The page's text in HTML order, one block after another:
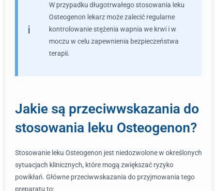
W przypadku długotrwałego stosowania leku
Osteogenon lekarz może zalecić regularne
kontrolowanie stężenia wapnia we krwi i w
moczu w celu zapewnienia bezpieczeństwa
terapii.
Jakie są przeciwwskazania do
stosowania leku Osteogenon?
Stosowanie leku Osteogenon jest niedozwolone w określonych
sytuacjach klinicznych, które mogą zwiększać ryzyko
powikłań. Główne przeciwwskazania do przyjmowania tego
preparatu to: